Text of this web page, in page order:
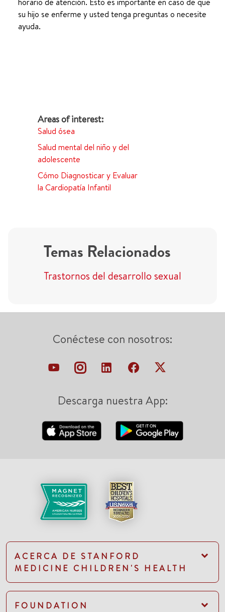
su hijo se enferme y usted tenga preguntas o necesite
ayuda.
Salud ósea
Salud mental del niño y del
adolescente
Cómo Diagnosticar y Evaluar
la Cardiopatía Infantil
Temas Relacionados
Trastornos del desarrollo sexual
Conéctese con nosotros:
Descarga nuestra App:
ACERCA DE STANFORD
MEDICINE CHILDREN'S HEALTH
FOUNDATION